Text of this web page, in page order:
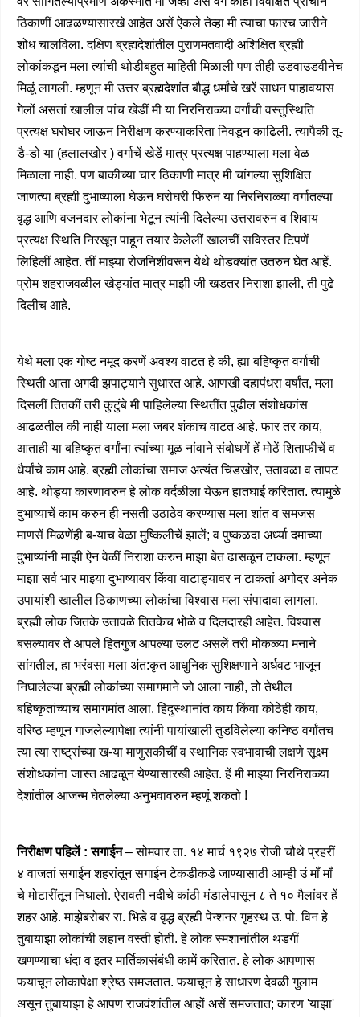
ठिकाणीं आढळण्यासारखे आहेत असें ऐकले तेव्हा मी त्याचा फारच जारीने
शोध चालविला. दक्षिण ब्रह्मदेशांतील पुराणमतवादी अशिक्षित ब्रह्मी
लोकांकडून मला त्यांची थोडीबहुत माहिती मिळाली पण तीही उडवाउडवीनेच
मिळूं लागली. म्हणून मी उत्तर ब्रह्मदेशांत बौद्ध धर्मांचे खरें साधन पाहावयास
गेलों असतां खालील पांच खेडीं मी या निरनिराळ्या वर्गांची वस्तुस्थिति
प्रत्यक्ष घरोघर जाऊन निरीक्षण करण्याकरिता निवडून काढिली. त्यापैकी तू-
डै-डो या (हलालखोर ) वर्गाचें खेडें मात्र प्रत्यक्ष पाहण्याला मला वेळ
मिळाला नाही. पण बाकीच्या चार ठिकाणी मात्र मी चांगल्या सुशिक्षित
जाणत्या ब्रह्मी दुभाष्याला घेऊन घरोघरी फिरुन या निरनिराळ्या वर्गातल्या
वृद्ध आणि वजनदार लोकांना भेटून त्यांनी दिलेल्या उत्तरावरुन व शिवाय
प्रत्यक्ष स्थिति निरखून पाहून तयार केलेलीं खालचीं सविस्तर टिपणें
लिहिलीं आहेत. तीं माझ्या रोजनिशीवरून येथे थोडक्यांत उतरुन घेत आहें.
प्रोम शहराजवळील खेड्यांत मात्र माझी जी खडतर निराशा झाली, ती पुढे
दिलीच आहे.
येथे मला एक गोष्ट नमूद करणें अवश्य वाटत हे की, ह्या बहिष्कृत वर्गाची
स्थिती आता अगदी झपाट्याने सुधारत आहे. आणखी दहापंधरा वर्षांत, मला
दिसलीं तितकीं तरी कुटुंबे मी पाहिलेल्या स्थितींत पुढील संशोधकांस
आढळतील की नाही याला मला जबर शंकाच वाटत आहे. फार तर काय,
आताही या बहिष्कृत वर्गांना त्यांच्या मूळ नांवाने संबोधणें हें मोठें शिताफीचें व
धैर्यांचे काम आहे. ब्रह्मी लोकांचा समाज अत्यंत चिडखोर, उतावळा व तापट
आहे. थोड्या कारणावरुन हे लोक वर्दळीला येऊन हातघाई करितात. त्यामुळे
दुभाष्याचें काम करुन ही नसती उठाठेव करण्यास मला शांत व समजस
माणसें मिळणेंही ब-याच वेळा मुष्किलीचें झालें; व पुष्कळदा अर्ध्या दमाच्या
दुभाष्यांनी माझी ऐन वेळीं निराशा करुन माझा बेत ढासळून टाकला. म्हणून
माझा सर्व भार माझ्या दुभाष्यावर किंवा वाटाड्यावर न टाकतां अगोदर अनेक
उपायांशी खालील ठिकाणच्या लोकांचा विश्वास मला संपादावा लागला.
ब्रह्मी लोक जितके उतावळे तितकेच भोळे व दिलदारही आहेत. विश्वास
बसल्यावर ते आपले हितगुज आपल्या उलट असलें तरी मोकळ्या मनाने
सांगतील, हा भरंवसा मला अंत:कृत आधुनिक सुशिक्षणाने अर्धवट भाजून
निघालेल्या ब्रह्मी लोकांच्या समागमाने जो आला नाही, तो तेथील
बहिष्कृतांच्याच समागमांत आला. हिंदुस्थानांत काय किंवा कोठेही काय,
वरिष्ठ म्हणून गाजलेल्यापेक्षा त्यांनी पायांखाली तुडविलेल्या कनिष्ठ वर्गांतच
त्या त्या राष्ट्रांच्या ख-या माणुसकीचीं व स्थानिक स्वभावाची लक्षणे सूक्ष्म
संशोधकांना जास्त आढळून येण्यासारखी आहेत. हें मी माझ्या निरनिराळ्या
देशांतील आजन्म घेतलेल्या अनुभवावरुन म्हणूं शकतो !
निरीक्षण पहिलें : सगाईन– सोमवार ता. १४ मार्च १९२७ रोजी चौथे प्रहरीं
४ वाजतां सगाईन शहरांतून सगाईन टेकडीकडे जाण्यासाठी आम्ही उं मॉं मॉं
चे मोटारींतून निघालो. ऐरावती नदीचे कांठी मंडालेपासून ८ ते १० मैलांवर हें
शहर आहे. माझेबरोबर रा. भिडे व वृद्ध ब्रह्मी पेन्शनर गृहस्थ उ. पो. विन हे
तुबायाझा लोकांची लहान वस्ती होती. हे लोक स्मशानांतील थडगीं
खणण्याचा धंदा व इतर मार्तिकासंबंधी कामें करितात. हे लोक आपणास
फयाचून लोकापेक्षा श्रेष्ठ समजतात. फयाचून हे साधारण देवळी गुलाम
असून तुबायाझा हे आपण राजवंशांतील आहों असें समजतात; कारण 'याझा'